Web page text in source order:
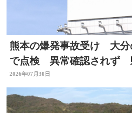
熊本の爆発事故受け 大分
で点検 異常確認されず
全点検を通知
2026年07月30日